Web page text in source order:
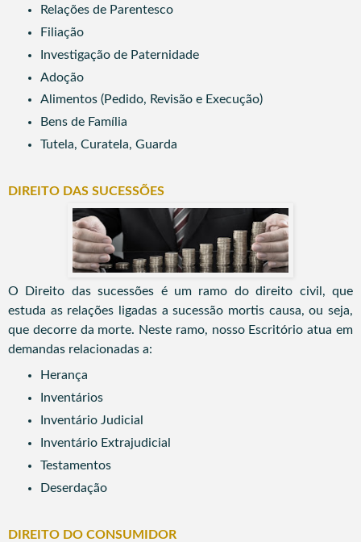
Relações de Parentesco
Filiação
Investigação de Paternidade
Adoção
Alimentos (Pedido, Revisão e Execução)
Bens de Família
Tutela, Curatela, Guarda
DIREITO DAS SUCESSÕES
​O Direito das sucessões é um ramo do direito civil, que
estuda as relações ligadas a sucessão mortis causa, ou seja,
que decorre da morte. Neste ramo, nosso Escritório atua em
demandas relacionadas a:
Herança
Inventários
Inventário Judicial
Inventário Extrajudicial
Testamentos
Deserdação
DIREITO DO CONSUMIDOR